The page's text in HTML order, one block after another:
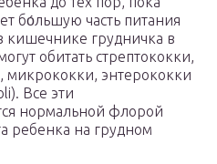
бо́льшую часть питания
кишечнике грудничка в
обитать стрептококки,
микрококки, энтерококки
Все эти
нормальной флорой
ребенка на грудном